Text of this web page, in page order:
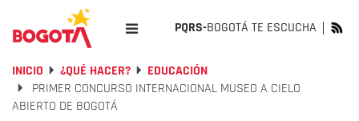
PQRS-BOGOTÁ TE ESCUCHA
INICIO ¿QUÉ HACER?
EDUCACIÓN
PRIMER CONCURSO INTERNACIONAL MUSEO A CIELO
ABIERTO DE BOGOTÁ